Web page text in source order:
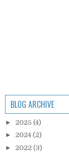
BLOG ARCHIVE
► 2025 (4)
► 2024 (2)
► 2022 (3)